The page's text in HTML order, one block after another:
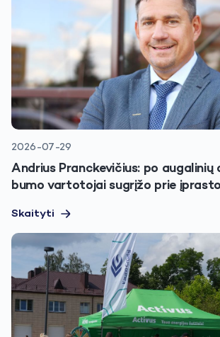
2026-07-29
Andrius Pranckevičius: po
bumo vartotojai sugrįžo prie
Skaityti